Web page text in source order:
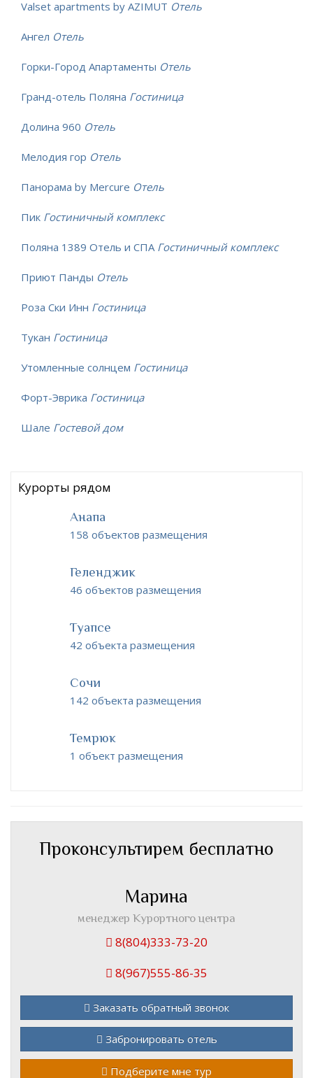
Valset apartments by AZIMUT Отель
Ангел Отель
Горки-Город Апартаменты Отель
Гранд-отель Поляна Гостиница
Долина 960 Отель
Мелодия гор Отель
Панорама by Mercure Отель
Пик Гостиничный комплекс
Поляна 1389 Отель и СПА Гостиничный комплекс
Приют Панды Отель
Роза Ски Инн Гостиница
Тукан Гостиница
Утомленные солнцем Гостиница
Форт-Эврика Гостиница
Шале Гостевой дом
Курорты рядом
Анапа
158 объектов размещения
Геленджик
46 объектов размещения
Туапсе
42 объекта размещения
Сочи
142 объекта размещения
Темрюк
1 объект размещения
Проконсультирем бесплатно
Марина
менеджер Курортного центра
8(804)333-73-20
8(967)555-86-35
Заказать обратный звонок
Забронировать отель
Подберите мне тур